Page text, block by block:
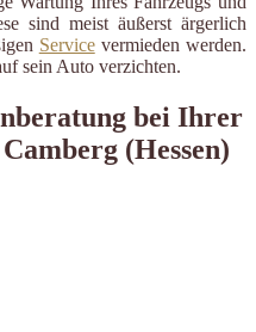
sind meist äußerst ärgerlich
Servicevermieden werden.
sein Auto verzichten.
bei Ihrer
(Hessen)